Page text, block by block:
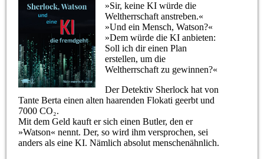
»Sir, keine KI würde die
Weltherrschaft anstreben.«
»Und ein Mensch, Watson?«
»Dem würde die KI anbieten:
Soll ich dir einen Plan
erstellen, um die
Weltherrschaft zu gewinnen?«
Der Detektiv Sherlock hat von
Tante Berta einen alten haarenden Flokati geerbt und
7000 CO₂.
Mit dem Geld kauft er sich einen Butler, den er
»Watson« nennt. Der, so wird ihm versprochen, sei
anders als eine KI. Nämlich absolut menschenähnlich.